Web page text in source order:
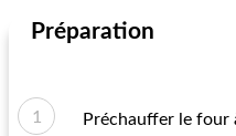
Préparation
Préchauffer le four